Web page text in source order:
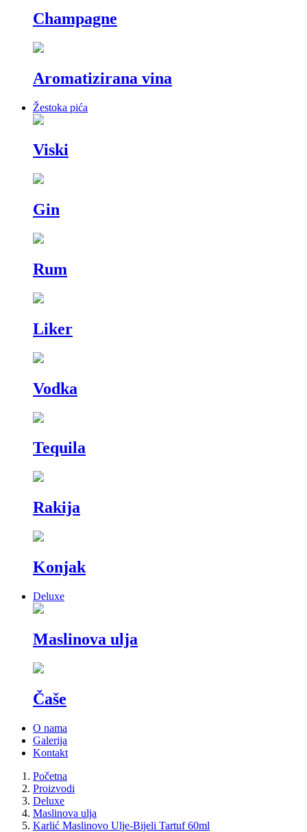
Champagne
Aromatizirana vina
Žestoka pića
Viski
Gin
Rum
Liker
Vodka
Tequila
Rakija
Konjak
Deluxe
Maslinova ulja
Čaše
O nama
Galerija
Kontakt
Početna
Proizvodi
Deluxe
Maslinova ulja
Karlić Maslinovo Ulje-Bijeli Tartuf 60ml